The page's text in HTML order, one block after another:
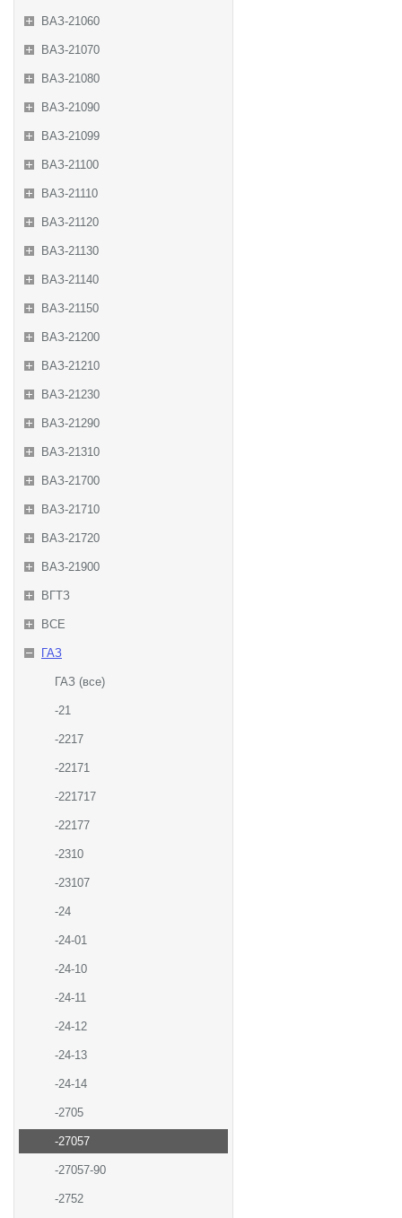
ВАЗ-21060
ВАЗ-21070
ВАЗ-21080
ВАЗ-21090
ВАЗ-21099
ВАЗ-21100
ВАЗ-21110
ВАЗ-21120
ВАЗ-21130
ВАЗ-21140
ВАЗ-21150
ВАЗ-21200
ВАЗ-21210
ВАЗ-21230
ВАЗ-21290
ВАЗ-21310
ВАЗ-21700
ВАЗ-21710
ВАЗ-21720
ВАЗ-21900
ВГТЗ
ВСЕ
ГАЗ
ГАЗ (все)
-21
-2217
-22171
-221717
-22177
-2310
-23107
-24
-24-01
-24-10
-24-11
-24-12
-24-13
-24-14
-2705
-27057
-27057-90
-2752